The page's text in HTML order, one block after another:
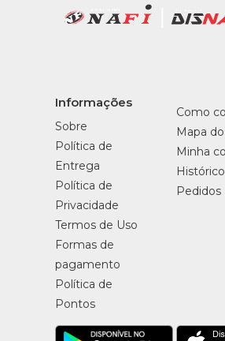
Informações
Sobre
Política de
Entrega
Política de
Privacidade
Termos de Uso
Formas de
pagamento
Política de
Pontos
Como
Mapa
Minha
Pedidos